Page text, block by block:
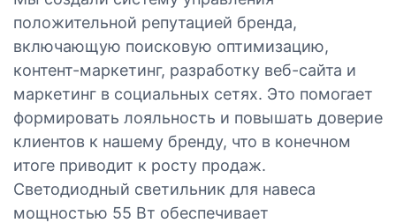
положительной репутацией бренда,
включающую поисковую оптимизацию,
контент-маркетинг, разработку веб-сайта и
маркетинг в социальных сетях. Это помогает
формировать лояльность и повышать доверие
клиентов к нашему бренду, что в конечном
итоге приводит к росту продаж.
Светодиодный светильник для навеса
мощностью 55 Вт обеспечивает